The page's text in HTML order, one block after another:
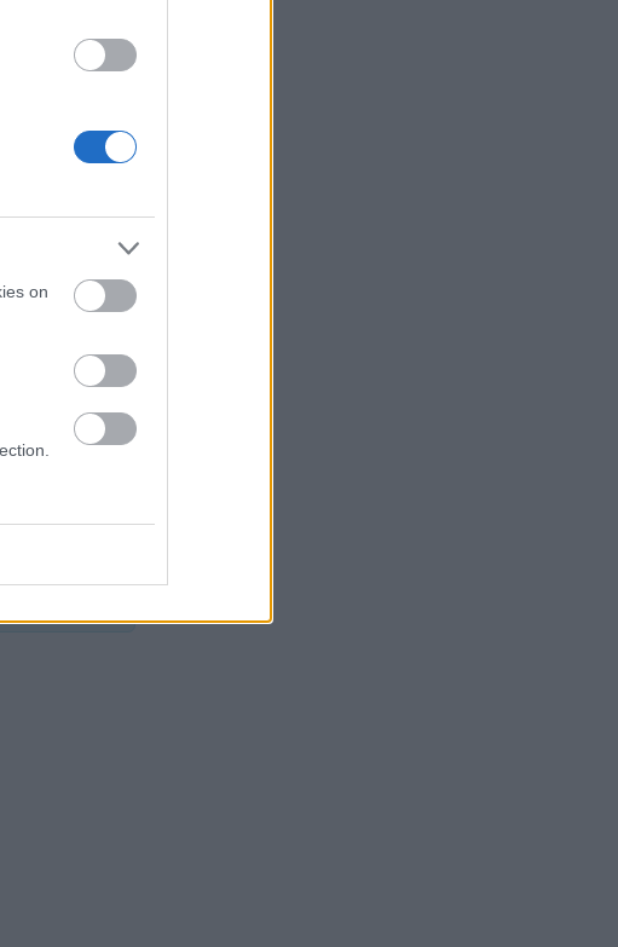
on